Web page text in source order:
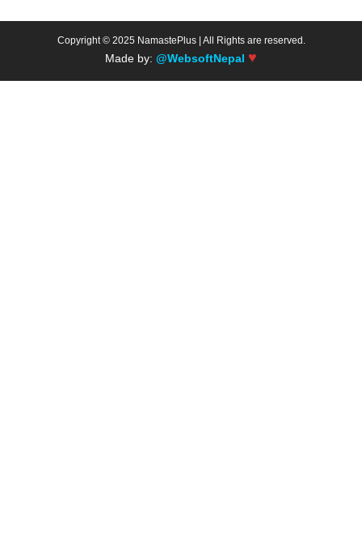
Copyright © 2025 NamastePlus | All Rights are reserved.
Made by: @WebsoftNepal ♥